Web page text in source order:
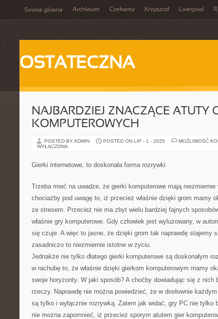
Strona główna Archiwum Czekamy Krzysztof Liverpool
OSTATECZNA
NAJBARDZIEJ ZNACZĄCE ATUTY
KOMPUTEROWYCH
POSTED BY ADMIN POSTED ON LIP - 1 - 2025
MOŻLIWOŚĆ
WYŁĄCZONA
Gierki internetowe, to doskonała forma rozrywki
Trzeba mieć na uwadze, że gierki komputerowe mają
chociażby pod uwagę to, iż przecież właśnie dzięki grom mamy
ze stresem. Przecież nie ma zbyt wielu bardziej fajnych
właśnie gry komputerowe. Gdy człowiek jest wyluzowany, w
się czuje. A więc to jasne, że dzięki grom tak naprawdę stajemy
zasadniczo to niezmiernie istotne w życiu.
Jednakże nie tylko dlatego gierki komputerowe są doskonałym
w rachubę to, że właśnie dzięki gierkom komputerowym mamy
swoje horyzonty. W jaki sposób? A choćby dowiadując się z nich
rzeczy. Naprawdę nie można powiedzieć, że w dosłownie
są tylko i wyłącznie rozrywką. Zatem jak widać, gry PC nie tylko
nie można zapomnieć, iż przecież sporym atutem gier